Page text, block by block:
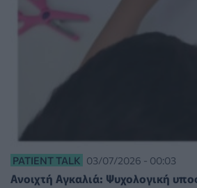
PATIENT TALK 03/07/2026 - 00:03
Ανοιχτή Αγκαλιά: Ψυχολογική